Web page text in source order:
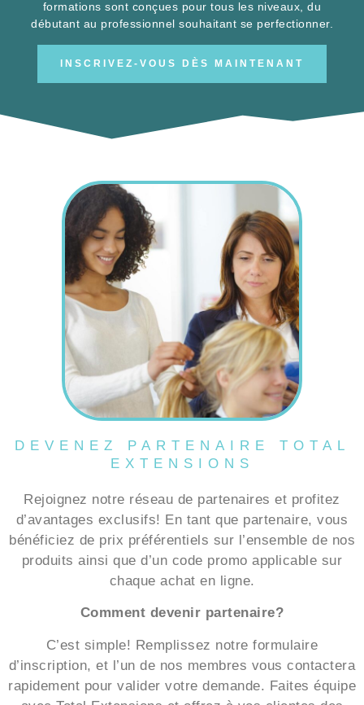
débutant au professionnel souhaitant se perfectionner.
DEVENEZ PARTENAIRE TOTAL
EXTENSIONS
d’avantages exclusifs! En tant que partenaire, vous
bénéficiez de prix préférentiels sur l’ensemble de nos
produits ainsi que d’un code promo applicable sur
chaque achat en ligne.
Comment devenir partenaire?
C’est simple! Remplissez notre formulaire
d’inscription, et l’un de nos membres vous contactera
rapidement pour valider votre demande. Faites équipe
avec Total Extensions et offrez à vos clientes des